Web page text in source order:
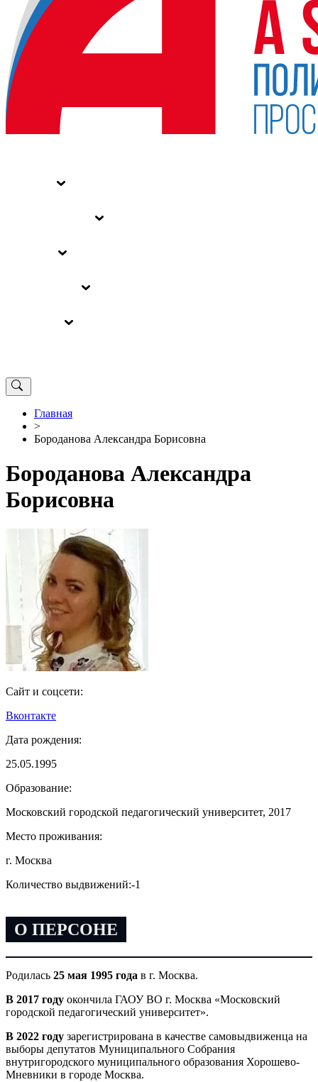
Главная
>
Бороданова Александра Борисовна
Бороданова Александра
Борисовна
Сайт и соцсети:
Вконтакте
Дата рождения:
25.05.1995
Образование:
Московский городской педагогический университет, 2017
Место проживания:
г. Москва
Количество выдвижений:-1
О ПЕРСОНЕ
Родилась 25 мая 1995 года в г. Москва.
В 2017 году окончила ГАОУ ВО г. Москва «Московский
городской педагогический университет».
В 2022 году зарегистрирована в качестве самовыдвиженца на
выборы депутатов Муниципального Собрания
внутригородского муниципального образования Хорошево-
Мневники в городе Москва.